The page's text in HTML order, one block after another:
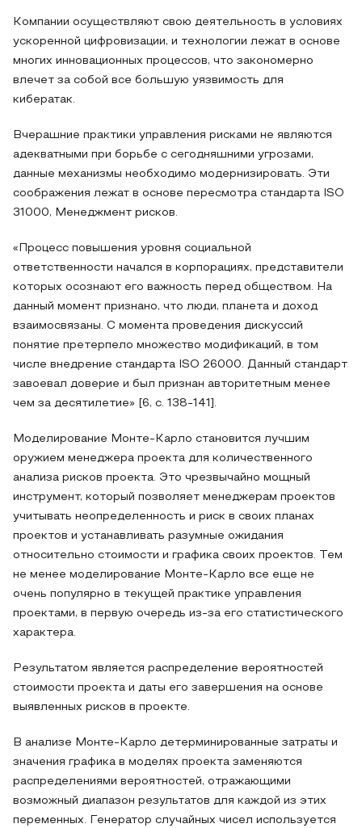
Компании осуществляют свою деятельность в условиях
ускоренной цифровизации, и технологии лежат в основе
многих инновационных процессов, что закономерно
влечет за собой все большую уязвимость для
кибератак.
Вчерашние практики управления рисками не являются
адекватными при борьбе с сегодняшними угрозами,
данные механизмы необходимо модернизировать. Эти
соображения лежат в основе пересмотра стандарта ISO
31000, Менеджмент рисков.
«Процесс повышения уровня социальной
ответственности начался в корпорациях, представители
которых осознают его важность перед обществом. На
данный момент признано, что люди, планета и доход
взаимосвязаны. С момента проведения дискуссий
понятие претерпело множество модификаций, в том
числе внедрение стандарта ISO 26000. Данный стандарт
завоевал доверие и был признан авторитетным менее
чем за десятилетие» [6, с. 138-141].
Моделирование Монте-Карло становится лучшим
оружием менеджера проекта для количественного
анализа рисков проекта. Это чрезвычайно мощный
инструмент, который позволяет менеджерам проектов
учитывать неопределенность и риск в своих планах
проектов и устанавливать разумные ожидания
относительно стоимости и графика своих проектов. Тем
не менее моделирование Монте-Карло все еще не
очень популярно в текущей практике управления
проектами, в первую очередь из-за его статистического
характера.
Результатом является распределение вероятностей
стоимости проекта и даты его завершения на основе
выявленных рисков в проекте.
В анализе Монте-Карло детерминированные затраты и
значения графика в моделях проекта заменяются
распределениями вероятностей, отражающими
возможный диапазон результатов для каждой из этих
переменных. Генератор случайных чисел используется